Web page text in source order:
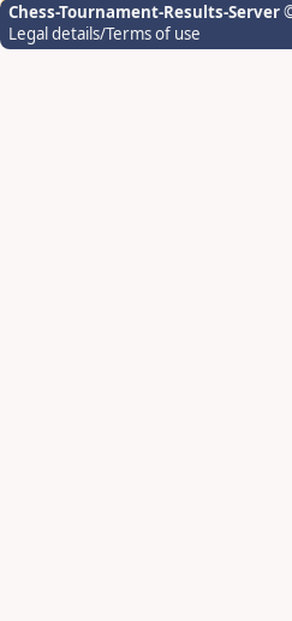
Chess-Tournament-Results-Server
Legal details/Terms of use